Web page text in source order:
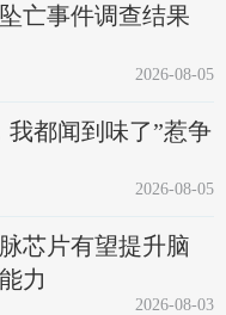
亡事件调查结果
2026-08-05
我都闻到味了”惹争
2026-08-05
芯片有望提升脑
力
2026-08-03